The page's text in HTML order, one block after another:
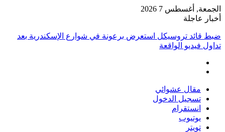
الجمعة, أغسطس 7 2026
أخبار عاجلة
ضبط قائد تروسيكل استعرض برعونة في شوارع الإسكندرية بعد
تداول فيديو الواقعة
مقال عشوائي
تسجيل الدخول
انستقرام
يوتيوب
تويتر